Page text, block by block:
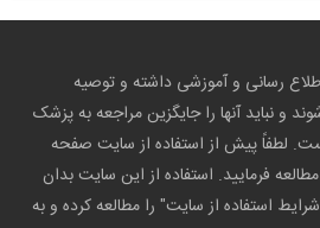
رسانی و آموزشی داشته و توصیه
نباید آنها را جایگزین مراجعه به پزشک
لطفاً پیش از استفاده از سایت صفحه
مطالعه فرمایید. استفاده از این سایت بدان
استفاده از سایت" را مطالعه کرده و به